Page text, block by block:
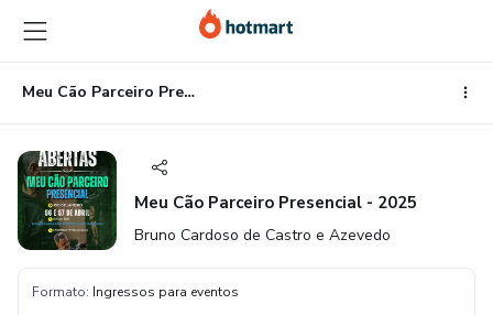
para
o
conteúdo
principal
para
o
pagamento
para
o
rodapé
Meu Cão Parceiro Presencial - 2025
Meu Cão Parceiro Presencial - 2025
Bruno Cardoso de Castro e Azevedo
Formato: Ingressos para eventos